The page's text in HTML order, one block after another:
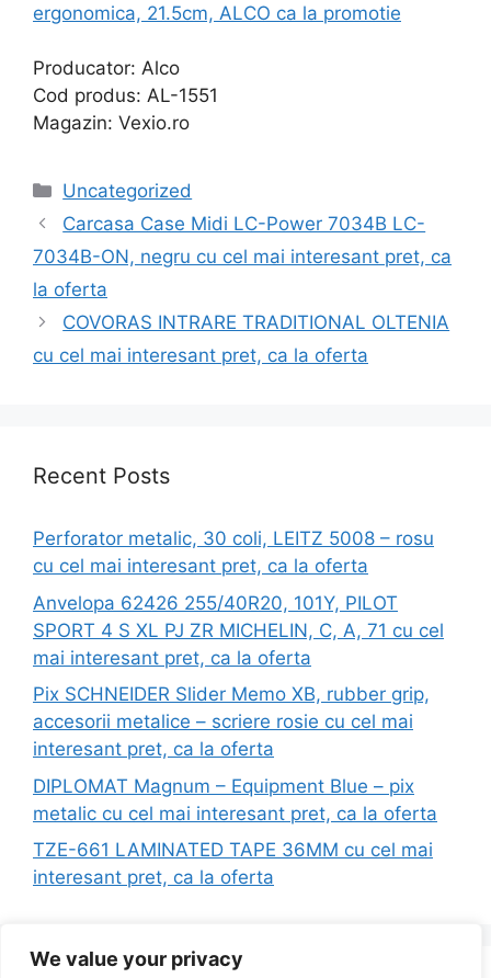
We value your privacy
ergonomica, 21.5cm, ALCO ca la promotie
Producator: Alco
Cod produs: AL-1551
Magazin: Vexio.ro
Categories
Uncategorized
Carcasa Case Midi LC-Power 7034B LC-
7034B-ON, negru cu cel mai interesant pret, ca
la oferta
COVORAS INTRARE TRADITIONAL OLTENIA
cu cel mai interesant pret, ca la oferta
Recent Posts
Perforator metalic, 30 coli, LEITZ 5008 – rosu
cu cel mai interesant pret, ca la oferta
Anvelopa 62426 255/40R20, 101Y, PILOT
SPORT 4 S XL PJ ZR MICHELIN, C, A, 71 cu cel
mai interesant pret, ca la oferta
Pix SCHNEIDER Slider Memo XB, rubber grip,
accesorii metalice – scriere rosie cu cel mai
interesant pret, ca la oferta
DIPLOMAT Magnum – Equipment Blue – pix
metalic cu cel mai interesant pret, ca la oferta
TZE-661 LAMINATED TAPE 36MM cu cel mai
interesant pret, ca la oferta